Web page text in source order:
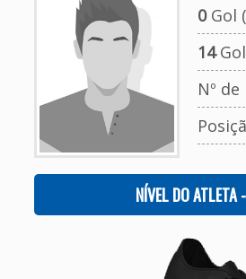
0Gol
14
Nº
NÍVEL DO ATLETA